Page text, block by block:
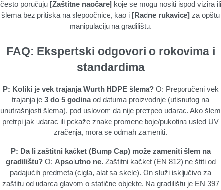
često poručuju [Zaštitne naočare] koje se mogu nositi ispod vizira ili
šlema bez pritiska na slepoočnice, kao i [Radne rukavice] za opštu
manipulaciju na gradilištu.
FAQ: Ekspertski odgovori o rokovima i
standardima
P: Koliki je vek trajanja Wurth HDPE šlema?O: Preporučeni vek
trajanja je 3 do 5 godinaod datuma proizvodnje (utisnutog na
unutrašnjosti šlema), pod uslovom da nije pretrpeo udarac. Ako šlem
pretrpi jak udarac ili pokaže znake promene boje/pukotina usled UV
zračenja, mora se odmah zameniti.
P: Da li zaštitni kačket (Bump Cap) može zameniti šlem na
gradilištu?O: Apsolutno ne.Zaštitni kačket (EN 812) ne štiti od
padajućih predmeta (cigla, alat sa skele). On služi isključivo za
zaštitu od udarca glavom o statične objekte. Na gradilištu je EN 397